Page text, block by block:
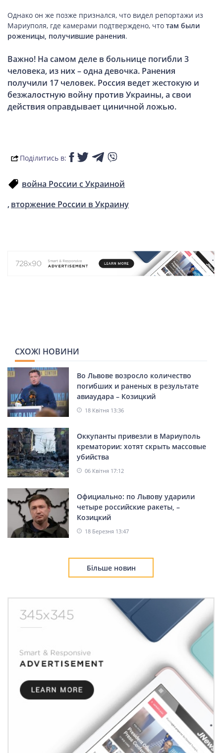
ГОТУЄМО РАЗОМ
BEAUTY
СПОРТ
Однако он же позже признался, что видел репортажи из
Мариуполя, где камерами подтверждено, что там были
роженицы, получившие ранения.
Важно! На самом деле в больнице погибли 3
человека, из них – одна девочка. Ранения
получили 17 человек. Россия ведет жестокую и
безжалостную войну против Украины, а свои
действия оправдывает циничной ложью.
Поділитись в:
война России с Украиной
вторжение России в Украину
СХОЖІ НОВИНИ
Во Львове возросло количество
погибших и раненых в результате
авиаудара – Козицкий
18 Квітня 13:36
Оккупанты привезли в Мариуполь
крематории: хотят скрыть массовые
убийства
06 Квітня 17:12
Официально: по Львову ударили
четыре российские ракеты, –
Козицкий
18 Березня 13:47
Більше новин